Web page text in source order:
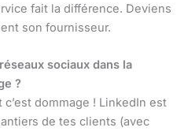
fait la différence. Deviens
son fournisseur.
sociaux dans la
?
dommage ! LinkedIn est
de tes clients (avec